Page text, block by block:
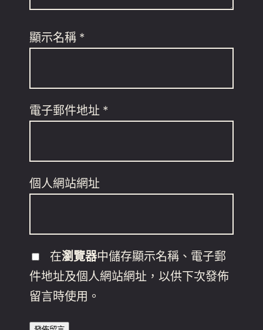
顯示名稱 *
電子郵件地址 *
個人網站網址
在瀏覽器中儲存顯示名稱、電子郵
件地址及個人網站網址，以供下次發佈
留言時使用。